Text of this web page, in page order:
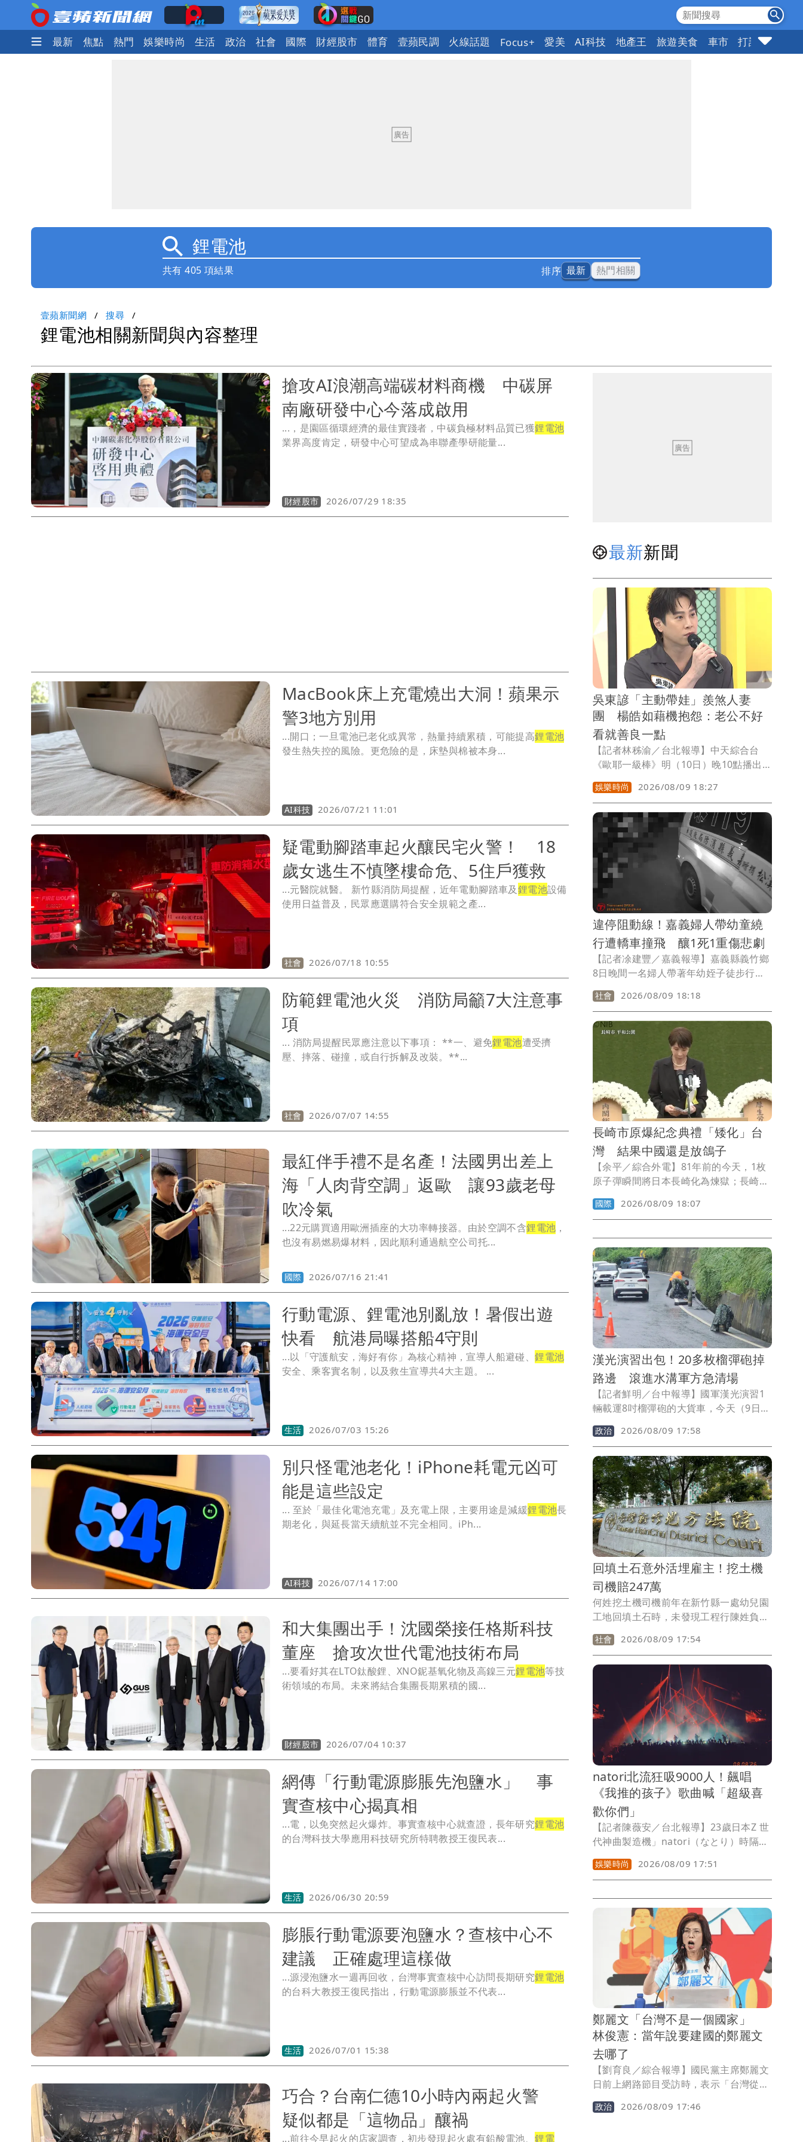
最新 焦點 熱門 娛樂時尚 生活 政治 社會 國際 財經股市 體育 壹蘋民調 火線話題 Focus+ 愛美 AI科技 地產王 旅遊美食 車市 打詐 指標企
共有 405 項結果 排序 最新 熱門相關
壹蘋新聞網 搜尋
鋰電池相關新聞與內容整理
搶攻AI浪潮高端碳材料商機 中碳屏
南廠研發中心今落成啟用
...，是園區循環經濟的最佳實踐者，中碳負極材料品質已獲鋰電池
業界高度肯定，研發中心可望成為串聯產學研能量...
財經股市 2026/07/29 18:35
MacBook床上充電燒出大洞！蘋果示
警3地方別用
...開口；一旦電池已老化或異常，熱量持續累積，可能提高鋰電池
發生熱失控的風險。更危險的是，床墊與棉被本身...
AI科技 2026/07/21 11:01
疑電動腳踏車起火釀民宅火警！ 18
歲女逃生不慎墜樓命危、5住戶獲救
...元醫院就醫。 新竹縣消防局提醒，近年電動腳踏車及鋰電池設備
使用日益普及，民眾應選購符合安全規範之產...
社會 2026/07/18 10:55
防範鋰電池火災 消防局籲7大注意事
項
... 消防局提醒民眾應注意以下事項： **一、避免鋰電池遭受擠
壓、摔落、碰撞，或自行拆解及改裝。**...
社會 2026/07/07 14:55
最紅伴手禮不是名產！法國男出差上
海「人肉背空調」返歐 讓93歲老母
吹冷氣
...22元購買適用歐洲插座的大功率轉接器。由於空調不含鋰電池 ，
也沒有易燃易爆材料，因此順利通過航空公司托...
國際 2026/07/16 21:41
行動電源、鋰電池別亂放！暑假出遊
快看 航港局曝搭船4守則
...以「守護航安，海好有你」為核心精神，宣導人船避碰、鋰電池
安全、乘客實名制，以及救生宣導共4大主題。 ...
生活 2026/07/03 15:26
別只怪電池老化！iPhone耗電元凶可
能是這些設定
... 至於「最佳化電池充電」及充電上限，主要用途是減緩鋰電池長
期老化，與延長當天續航並不完全相同。iPh...
AI科技 2026/07/14 17:00
和大集團出手！沈國榮接任格斯科技
董座 搶攻次世代電池技術布局
...要看好其在LTO鈦酸鋰、XNO鈮基氧化物及高鎳三元鋰電池等技
術領域的布局。未來將結合集團長期累積的國...
財經股市 2026/07/04 10:37
網傳「行動電源膨脹先泡鹽水」 事
實查核中心揭真相
...電，以免突然起火爆炸。事實查核中心就查證，長年研究鋰電池
的台灣科技大學應用科技研究所特聘教授王復民表...
生活 2026/06/30 20:59
膨脹行動電源要泡鹽水？查核中心不
建議 正確處理這樣做
...源浸泡鹽水一週再回收，台灣事實查核中心訪問長期研究鋰電池
的台科大教授王復民指出，行動電源膨脹並不代表...
生活 2026/07/01 15:38
巧合？台南仁德10小時內兩起火警
疑似都是「這物品」釀禍
...前往今早起火的店家調查，初步發現起火處有鉛酸電池、鋰電
最新新聞
吳東諺「主動帶娃」羨煞人妻
團 楊皓如藉機抱怨：老公不好
看就善良一點
【記者林秭渝／台北報導】中天綜合台
《歐耶一級棒》明（10日）晚10點播出
「男人寵妻大亂鬥，偏偏有些手腳被看
破」。吳東諺和老婆白家綺相愛10年依然
保有儀式感：「我覺得無論交往、結婚幾
年，儀式感是非常重要的。」他分享自己
曾為老婆精心策畫的生日驚喜：「我一個
個私訊老婆的姊妹，跟她們喬好時間、地
點後，我就打電話去旅行社訂機票、飯店
和行程。」這舉動讓同場的人妻代表們聽
了都超羨慕。
娛樂時尚 2026/08/09 18:27
違停阻動線！嘉義婦人帶幼童繞
行遭轎車撞飛 釀1死1重傷悲劇
【記者凃建豐／嘉義報導】嘉義縣義竹鄉
8日晚間一名婦人帶著年幼姪子徒步行經
163縣道，疑因遇貨車違停，只得繞行車
旁通過，未料一輛轎車高速駛來，當場將
2人撞倒，造成婦人傷重不治，幼童重
傷，目前仍在加護病房觀察。檢警今
（9）日相驗，肇事郭姓駕駛訊後10萬元
交保，違停貨車駕駛則以2萬元交保，另
有一名與貨車並排停車的汽車駕駛，檢警
也將進一步釐清其肇事責任。
社會 2026/08/09 18:18
長崎市原爆紀念典禮「矮化」台
灣 結果中國還是放鴿子
【余平／綜合外電】81年前的今天，1枚
原子彈瞬間將日本長崎化為煉獄；長崎市
今（9日）舉行被爆81周年和平祈念儀
式，98國代表到場悼念，中國則連續第2
年缺席，座位安排矮化台灣，台灣也僅派
低層級代表出席。
國際 2026/08/09 18:07
漢光演習出包！20多枚榴彈砲掉
路邊 滾進水溝軍方急清場
【記者鮮明／台中報導】國軍漢光演習1
輛載運8吋榴彈砲的大貨車，今天（9日）
下午2時許行經台13線苗栗縣造橋鄉一處
下坡連續彎道時，車上20多個榴彈砲竟從
車上掉落滾至路邊水溝，所幸該批彈藥均
未安裝引信與藥包。軍方立即封鎖現場，
找來民間堆高機協助搬運，目前已將掉落
砲彈全部搬離現場。軍方表示，初步研判
疑因車上的繫固帶快解鎖鬆脫，造成榴彈
砲滑落路面，將納入演習後檢討要項。
政治 2026/08/09 17:58
回填土石意外活埋雇主！挖土機
司機賠247萬
何姓挖土機司機前年在新竹縣一處幼兒園
工地回填土石時，未發現工程行陳姓負責
人倒臥坑內，致其遭活埋死亡。新竹地院
依過失致死罪將何男判刑8月，須賠償247
萬餘元，獲緩刑4年。可上訴。
社會 2026/08/09 17:54
natori北流狂吸9000人！飆唱
《我推的孩子》歌曲喊「超級喜
歡你們」
【記者陳薇安／台北報導】23歲日本Z 世
代神曲製造機」natori（なとり）時隔10
個月，帶著新巡演「Koshin (March)」2
度訪台，8、9日接連在台北流行音樂中心
開唱，2場吸引9000人次朝聖。他以
《EAT》、《我推的孩子3》片尾曲
《Serenade》、《Eureka》、
《Catherine》揭開序幕，大喊：「今天
的我會very very dancing，還有very
very jumping，大家可以嗎，那我們要
上囉！」引起台下尖叫聲連連。
娛樂時尚 2026/08/09 17:51
鄭麗文「台灣不是一個國家」
林俊憲：當年說要建國的鄭麗文
去哪了
【劉育良／綜合報導】國民黨主席鄭麗文
日前上網路節目受訪時，表示「台灣從來
沒有獨立過，台灣也從來不是一個國
家」，對於民進黨說台灣已經獨立的說法
政治 2026/08/09 17:46